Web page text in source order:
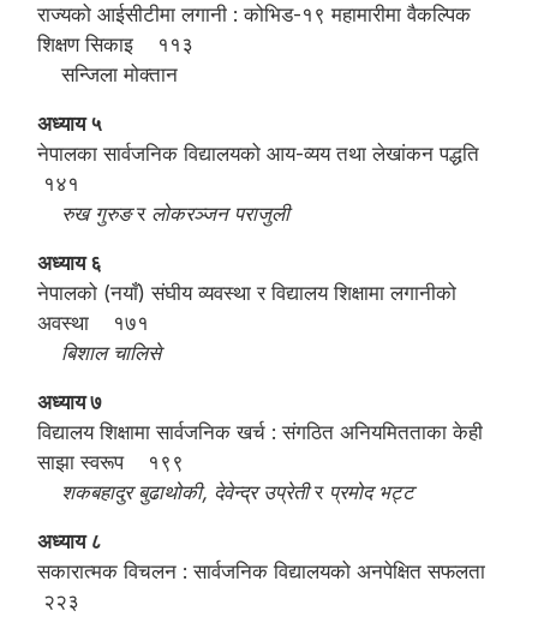
राज्यको आईसीटीमा लगानी : कोभिड-१९ महामारीमा वैकल्पिक
शिक्षण सिकाइ ११३
सन्जिला मोक्तान
अध्याय ५
नेपालका सार्वजनिक विद्यालयको आय-व्यय तथा लेखांकन पद्धति
१४१
रुख गुरुङरलोकरञ्जन पराजुली
अध्याय ६
नेपालको (नयाँ) संघीय व्यवस्था र विद्यालय शिक्षामा लगानीको
अवस्था १७१
बिशाल चालिसे
अध्याय ७
विद्यालय शिक्षामा सार्वजनिक खर्च : संगठित अनियमितताका केही
साझा स्वरूप १९९
शकबहादुर बुढाथोकी, देवेन्द्र उप्रेतीरप्रमोद भट्ट
अध्याय ८
सकारात्मक विचलन : सार्वजनिक विद्यालयको अनपेक्षित सफलता
२२३